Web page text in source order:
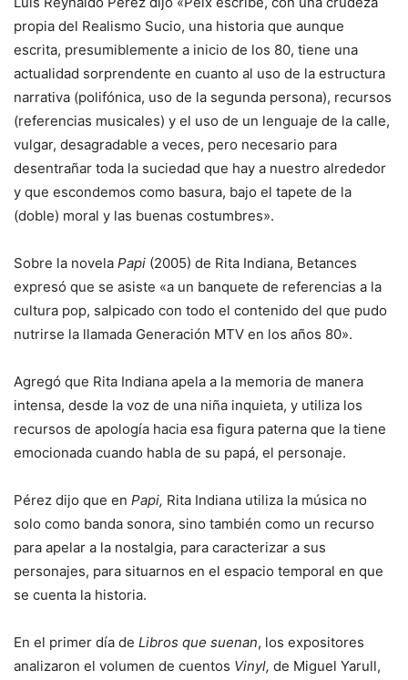
propia del Realismo Sucio, una historia que aunque
escrita, presumiblemente a inicio de los 80, tiene una
actualidad sorprendente en cuanto al uso de la estructura
narrativa (polifónica, uso de la segunda persona), recursos
(referencias musicales) y el uso de un lenguaje de la calle,
vulgar, desagradable a veces, pero necesario para
desentrañar toda la suciedad que hay a nuestro alrededor
y que escondemos como basura, bajo el tapete de la
(doble) moral y las buenas costumbres».
Sobre la novela Papi (2005) de Rita Indiana, Betances
expresó que se asiste «a un banquete de referencias a la
cultura pop, salpicado con todo el contenido del que pudo
nutrirse la llamada Generación MTV en los años 80».
Agregó que Rita Indiana apela a la memoria de manera
intensa, desde la voz de una niña inquieta, y utiliza los
recursos de apología hacia esa figura paterna que la tiene
emocionada cuando habla de su papá, el personaje.
Pérez dijo que en Papi, Rita Indiana utiliza la música no
solo como banda sonora, sino también como un recurso
para apelar a la nostalgia, para caracterizar a sus
personajes, para situarnos en el espacio temporal en que
se cuenta la historia.
En el primer día de Libros que suenan, los expositores
analizaron el volumen de cuentos Vinyl, de Miguel Yarull,